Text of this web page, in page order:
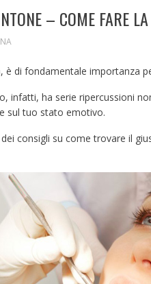
– COME FARE
è di fondamentale importanza
infatti, ha serie ripercussioni
sul tuo stato emotivo.
consigli su come trovare il